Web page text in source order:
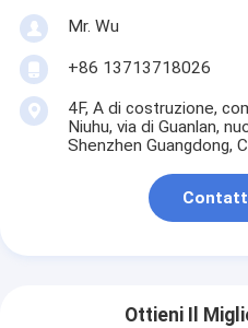
Mr. Wu
+86 13713718026
4F, A di costruzione,
Niuhu, via di Guanlan,
Shenzhen Guangdong,
Ottieni Il